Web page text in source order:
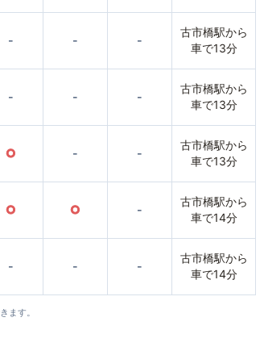
- - -
古市橋駅から
車で13分
- - -
古市橋駅から
車で13分
○ - -
古市橋駅から
車で13分
○ ○ -
古市橋駅から
車で14分
- - -
古市橋駅から
車で14分
ます。